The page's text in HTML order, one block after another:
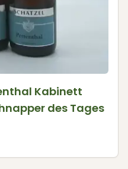
Kabinett
des Tages